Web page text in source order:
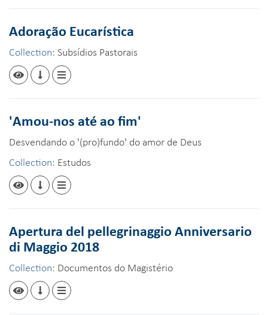
Adoração Eucarística
Collection: Subsídios Pastorais
'Amou-nos até ao fim'
Desvendando o '(pro)fundo' do amor de Deus
Collection: Estudos
Apertura del pellegrinaggio Anniversario
di Maggio 2018
Collection: Documentos do Magistério